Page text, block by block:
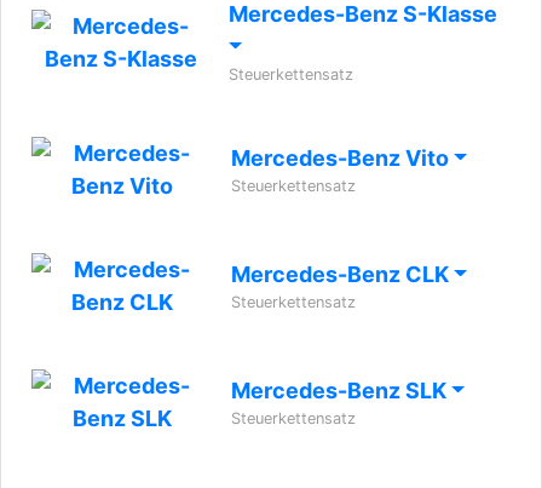
Mercedes-Benz S-Klasse
Steuerkettensatz
Mercedes-Benz Vito
Steuerkettensatz
Mercedes-Benz CLK
Steuerkettensatz
Mercedes-Benz SLK
Steuerkettensatz